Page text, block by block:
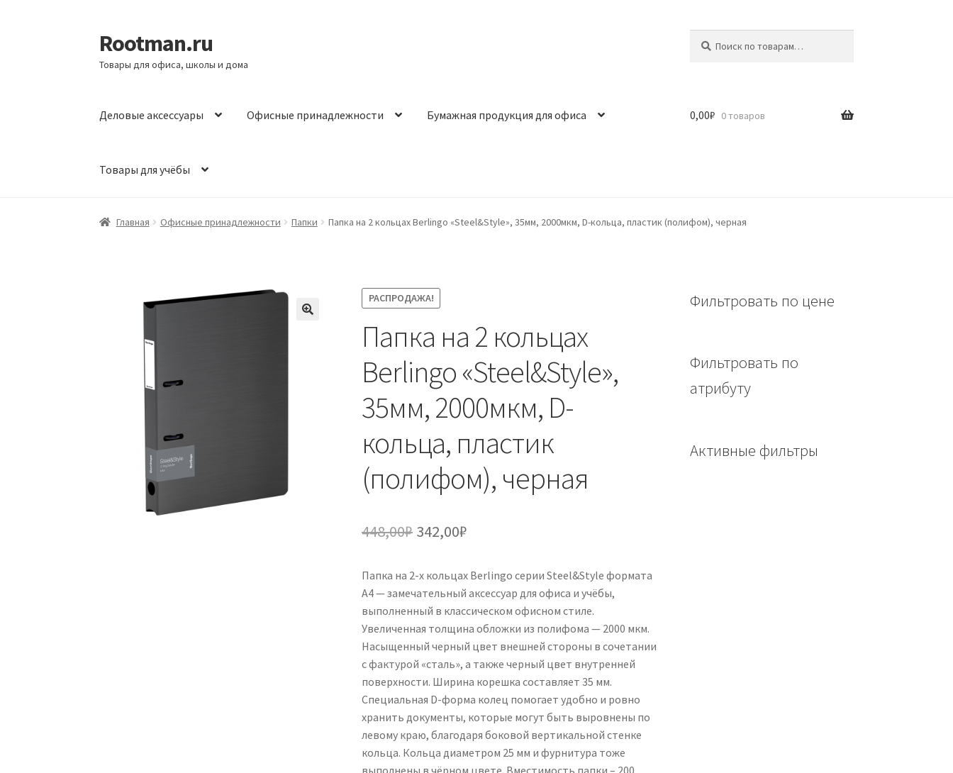
Перейти
к
навигации
Перейти
к
содержимому
Rootman.ru
Товары для офиса, школы и дома
Деловые аксессуары Офисные принадлежности Бумажная продукция для офиса
Товары для учёбы
0,00₽ 0 товаров
Главная Офисные принадлежности Папки Папка на 2 кольцах Berlingo «Steel&Style», 35мм, 2000мкм, D-кольца, пластик (полифом), черная
РАСПРОДАЖА!
Папка на 2 кольцах
Berlingo «Steel&Style»,
35мм, 2000мкм, D-
кольца, пластик
(полифом), черная
448,00₽ Первоначальная
составляла
448,00₽.
342,00₽
342,00₽.
Папка на 2-х кольцах Berlingo серии Steel&Style формата
А4 — замечательный аксессуар для офиса и учёбы,
выполненный в классическом офисном стиле.
Увеличенная толщина обложки из полифома — 2000 мкм.
Насыщенный черный цвет внешней стороны в сочетании
с фактурой «сталь», а также черный цвет внутренней
поверхности. Ширина корешка составляет 35 мм.
Специальная D-форма колец помогает удобно и ровно
хранить документы, которые могут быть выровнены по
левому краю, благодаря боковой вертикальной стенке
кольца. Кольца диаметром 25 мм и фурнитура тоже
Фильтровать по цене
Фильтровать по
атрибуту
Активные фильтры